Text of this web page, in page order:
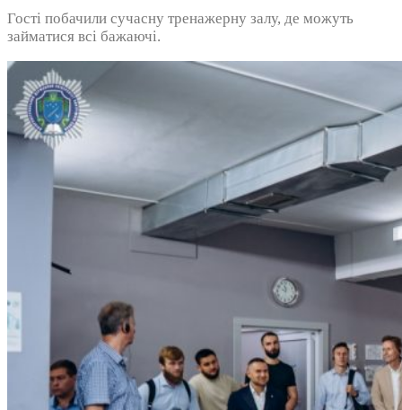
Гості побачили сучасну тренажерну залу, де можуть
займатися всі бажаючі.